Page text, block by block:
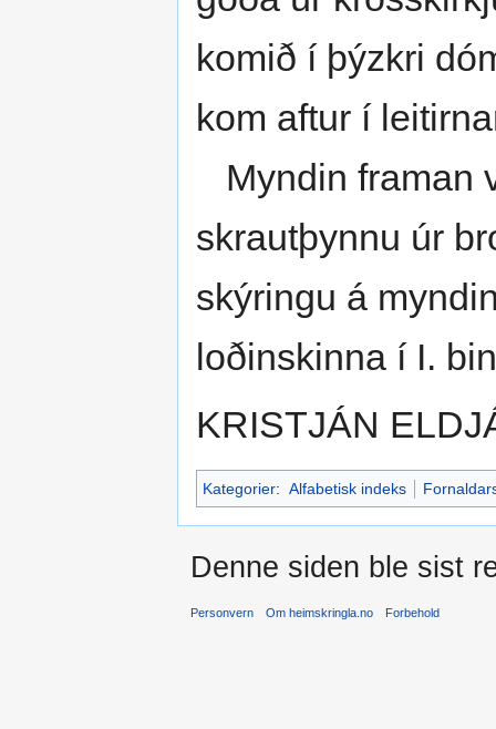
komið í þýzkri
kom aftur í
Myndin framan
skrautþynnu úr
skýringu á
loðinskinna í I.
KRISTJÁN
Kategorier: Alfabetisk indeks
Denne siden ble sist
Personvern Om heimskringla.no Forbehold